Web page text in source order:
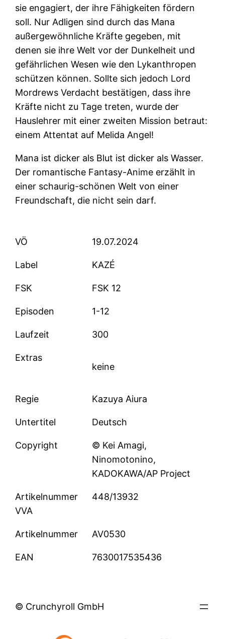
sie engagiert, der ihre Fähigkeiten fördern
soll. Nur Adligen sind durch das Mana
außergewöhnliche Kräfte gegeben, mit
denen sie ihre Welt vor der Dunkelheit und
gefährlichen Wesen wie den Lykanthropen
schützen können. Sollte sich jedoch Lord
Mordrews Verdacht bestätigen, dass ihre
Kräfte nicht zu Tage treten, wurde der
Hauslehrer mit einer zweiten Mission betraut:
einem Attentat auf Melida Angel!
Mana ist dicker als Blut ist dicker als Wasser.
Der romantische Fantasy-Anime erzählt in
einer schaurig-schönen Welt von einer
Freundschaft, die nicht sein darf.
VÖ 19.07.2024
Label KAZÉ
FSK FSK 12
Episoden 1-12
Laufzeit 300
Extras
keine
Regie Kazuya Aiura
Untertitel Deutsch
Copyright
© Kei Amagi,
Ninomotonino,
KADOKAWA/AP Project
Artikelnummer
VVA
448/13932
Artikelnummer AV0530
EAN 7630017535436
© Crunchyroll GmbH